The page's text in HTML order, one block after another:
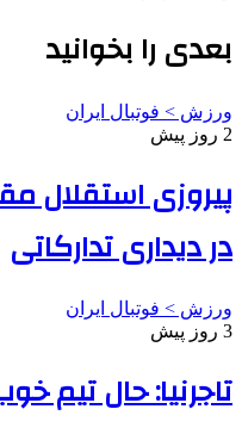
بعدی را بخوانید
ورزش > فوتبال ایران
2 روز پیش
پیروزی استقلال
در دیداری تدارکاتی
ورزش > فوتبال ایران
3 روز پیش
تاجرنیا: حال تیم